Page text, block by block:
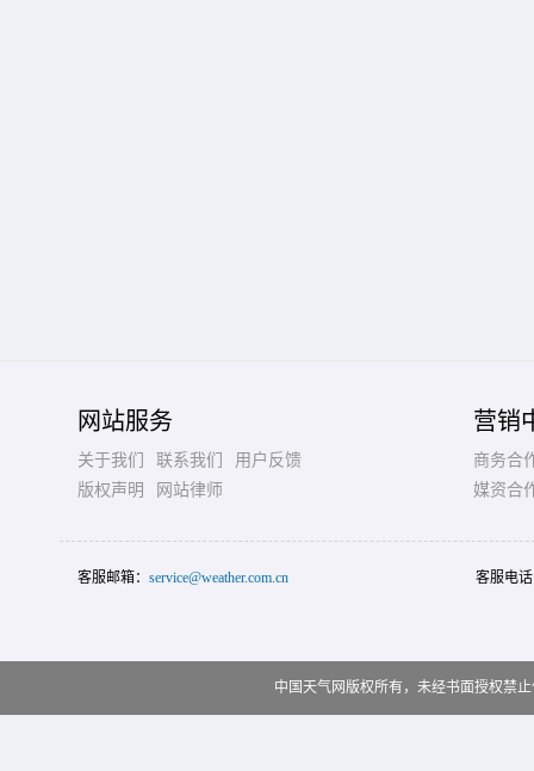
网站服务
关于我们 联系我们
用户反馈
版权声明
网站律师
营销
商务合
媒资合
客服邮箱： service@weather.com.cn 客服电
中国天气网版权所有，未经书面授权